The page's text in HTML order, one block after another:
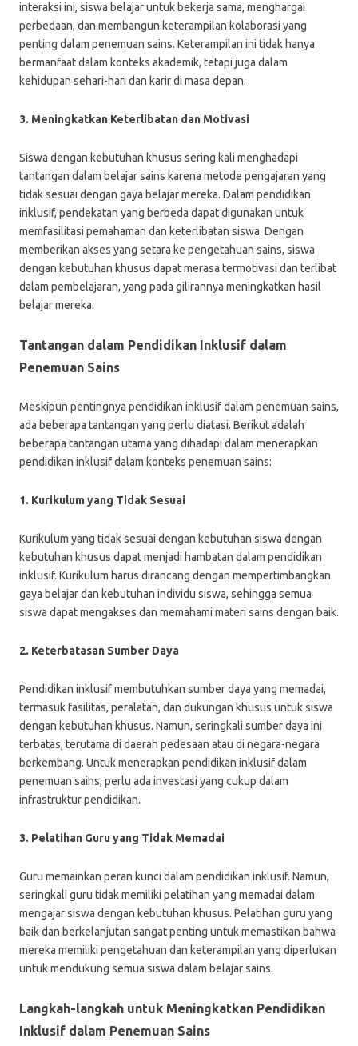
interaksi ini, siswa belajar untuk bekerja sama, menghargai
perbedaan, dan membangun keterampilan kolaborasi yang
penting dalam penemuan sains. Keterampilan ini tidak hanya
bermanfaat dalam konteks akademik, tetapi juga dalam
kehidupan sehari-hari dan karir di masa depan.
3. Meningkatkan Keterlibatan dan Motivasi
Siswa dengan kebutuhan khusus sering kali menghadapi
tantangan dalam belajar sains karena metode pengajaran yang
tidak sesuai dengan gaya belajar mereka. Dalam pendidikan
inklusif, pendekatan yang berbeda dapat digunakan untuk
memfasilitasi pemahaman dan keterlibatan siswa. Dengan
memberikan akses yang setara ke pengetahuan sains, siswa
dengan kebutuhan khusus dapat merasa termotivasi dan terlibat
dalam pembelajaran, yang pada gilirannya meningkatkan hasil
belajar mereka.
Tantangan dalam Pendidikan Inklusif dalam
Penemuan Sains
Meskipun pentingnya pendidikan inklusif dalam penemuan sains,
ada beberapa tantangan yang perlu diatasi. Berikut adalah
beberapa tantangan utama yang dihadapi dalam menerapkan
pendidikan inklusif dalam konteks penemuan sains:
1. Kurikulum yang Tidak Sesuai
Kurikulum yang tidak sesuai dengan kebutuhan siswa dengan
kebutuhan khusus dapat menjadi hambatan dalam pendidikan
inklusif. Kurikulum harus dirancang dengan mempertimbangkan
gaya belajar dan kebutuhan individu siswa, sehingga semua
siswa dapat mengakses dan memahami materi sains dengan baik.
2. Keterbatasan Sumber Daya
Pendidikan inklusif membutuhkan sumber daya yang memadai,
termasuk fasilitas, peralatan, dan dukungan khusus untuk siswa
dengan kebutuhan khusus. Namun, seringkali sumber daya ini
terbatas, terutama di daerah pedesaan atau di negara-negara
berkembang. Untuk menerapkan pendidikan inklusif dalam
penemuan sains, perlu ada investasi yang cukup dalam
infrastruktur pendidikan.
3. Pelatihan Guru yang Tidak Memadai
Guru memainkan peran kunci dalam pendidikan inklusif. Namun,
seringkali guru tidak memiliki pelatihan yang memadai dalam
mengajar siswa dengan kebutuhan khusus. Pelatihan guru yang
baik dan berkelanjutan sangat penting untuk memastikan bahwa
mereka memiliki pengetahuan dan keterampilan yang diperlukan
untuk mendukung semua siswa dalam belajar sains.
Langkah-langkah untuk Meningkatkan Pendidikan
Inklusif dalam Penemuan Sains